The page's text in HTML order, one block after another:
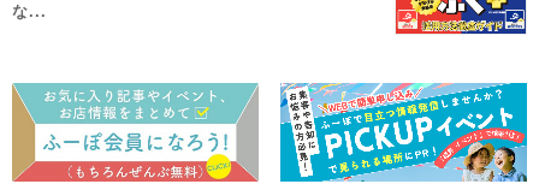
な...